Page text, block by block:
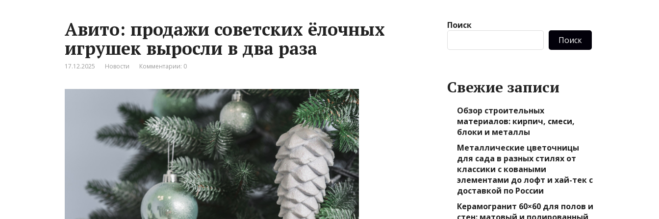
Авито: продажи советских ёлочных
игрушек выросли в два раза
17.12.2025 Новости Комментарии: 0
Поиск
Поиск
Свежие записи
Обзор строительных
материалов: кирпич, смеси,
блоки и металлы
Металлические цветочницы
для сада в разных стилях от
классики с коваными
элементами до лофт и хай-тек с
доставкой по России
Керамогранит 60×60 для полов и
стен: матовый и полированный,